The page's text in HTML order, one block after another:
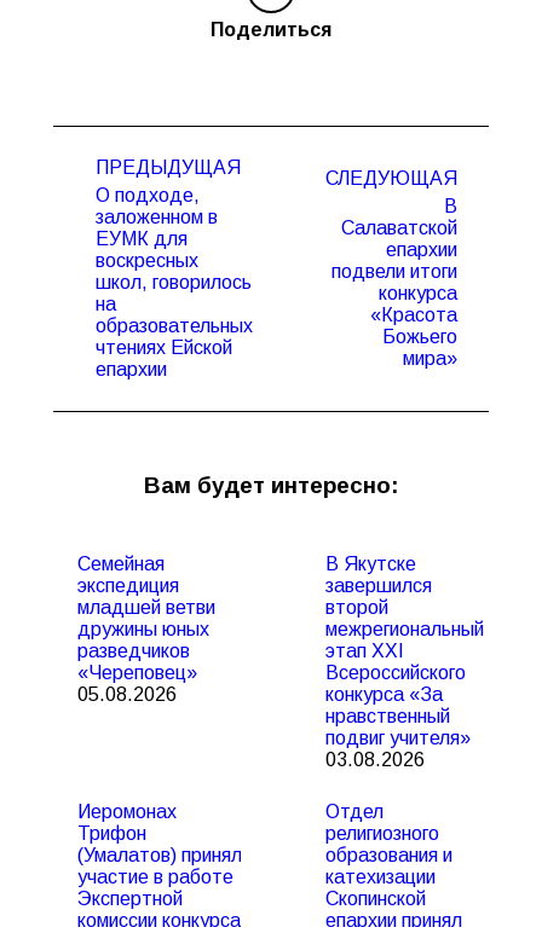
Поделиться
записям
ПРЕДЫДУЩАЯ
Предыдущая
запись:
О подходе,
заложенном в
ЕУМК для
воскресных
школ, говорилось
на
образовательных
чтениях Ейской
епархии
СЛЕДУЮЩАЯ
Следующая
запись:
В
Салаватской
епархии
подвели итоги
конкурса
«Красота
Божьего
мира»
Вам будет интересно:
Семейная
экспедиция
младшей ветви
дружины юных
разведчиков
«Череповец»
05.08.2026
В Якутске
завершился
второй
межрегиональный
этап XXI
Всероссийского
конкурса «За
нравственный
подвиг учителя»
03.08.2026
Иеромонах
Трифон
(Умалатов) принял
участие в работе
Экспертной
комиссии конкурса
Отдел
религиозного
образования и
катехизации
Скопинской
епархии принял